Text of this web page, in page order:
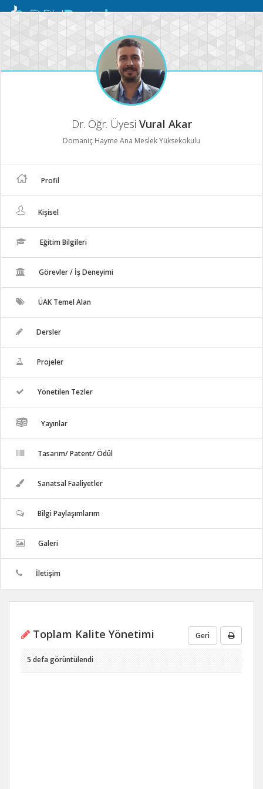
Mobil
Dr. Öğr. Üyesi Vural Akar
Domaniç Hayme Ana Meslek Yüksekokulu
Profil
Kişisel
Eğitim Bilgileri
Görevler / İş Deneyimi
ÜAK Temel Alan
Dersler
Projeler
Yönetilen Tezler
Yayınlar
Tasarım/ Patent/ Ödül
Sanatsal Faaliyetler
Bilgi Paylaşımlarım
Galeri
İletişim
Toplam Kalite Yönetimi Geri
5 defa görüntülendi